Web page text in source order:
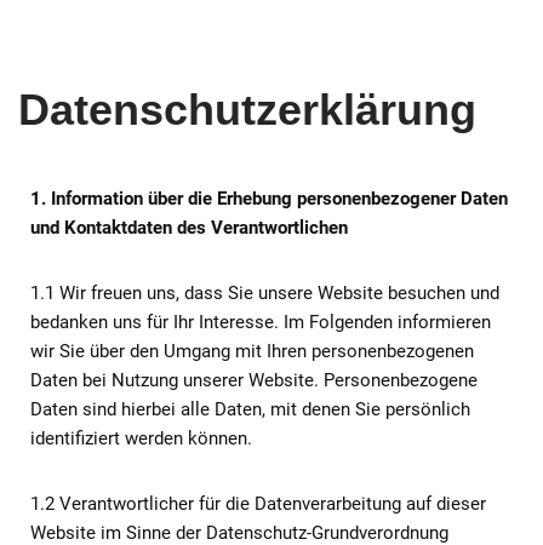
springen
Datenschutzerklärung
1. Information über die Erhebung personenbezogener Daten
und Kontaktdaten des Verantwortlichen
1.1 Wir freuen uns, dass Sie unsere Website besuchen und
bedanken uns für Ihr Interesse. Im Folgenden informieren
wir Sie über den Umgang mit Ihren personenbezogenen
Daten bei Nutzung unserer Website. Personenbezogene
Daten sind hierbei alle Daten, mit denen Sie persönlich
identifiziert werden können.
1.2 Verantwortlicher für die Datenverarbeitung auf dieser
Website im Sinne der Datenschutz-Grundverordnung